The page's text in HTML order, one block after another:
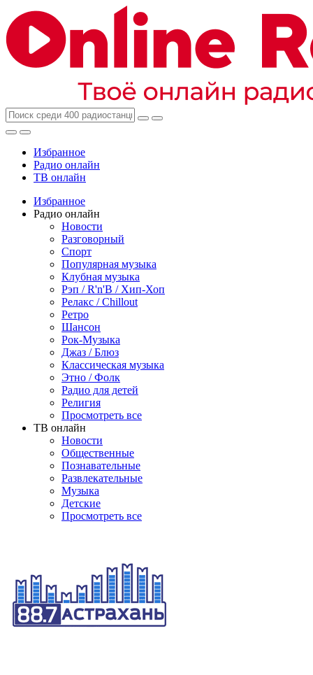
Избранное
Радио онлайн
ТВ онлайн
Избранное
Радио онлайн
Новости
Разговорный
Спорт
Популярная музыка
Клубная музыка
Рэп / R'n'B / Хип-Хоп
Релакс / Chillout
Ретро
Шансон
Рок-Музыка
Джаз / Блюз
Классическая музыка
Этно / Фолк
Радио для детей
Религия
Просмотреть все
ТВ онлайн
Новости
Общественные
Познавательные
Развлекательные
Музыка
Детские
Просмотреть все